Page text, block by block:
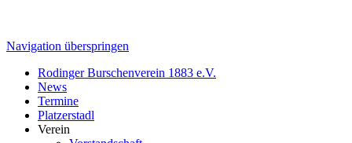
Navigation überspringen
Rodinger Burschenverein 1883 e.V.
News
Termine
Platzerstadl
Verein